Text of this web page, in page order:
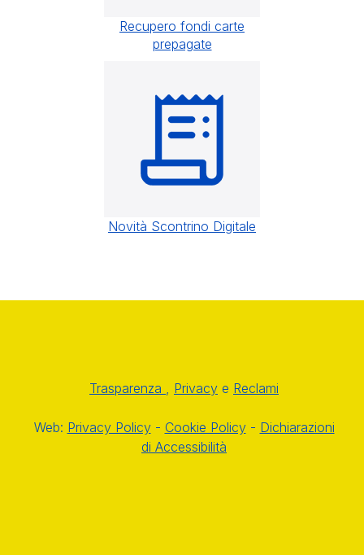
Recupero fondi carte
prepagate
Novità Scontrino Digitale
Trasparenza , Privacy e Reclami
Web: Privacy Policy- Cookie Policy- Dichiarazioni
di Accessibilità